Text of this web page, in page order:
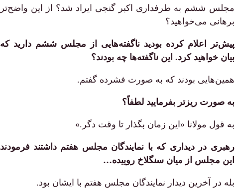
مجلس ششم به طرفداری اکبر گنجی ایراد شد؟ از این واضح‌تر
برهانی می‌خواهید؟
پیش‌تر اعلام کرده بودید ناگفته‌هایی از مجلس ششم دارید که
بیان خواهید کرد. این ناگفته‌ها چه بودند؟
همین‌هایی بودند که به صورت فشرده گفتم.
به صورت ریزتر بفرمایید لطفاً؟
به قول مولانا «این زمان بگذار تا وقت دگر.»
رهبری در دیداری که با نمایندگان مجلس هفتم داشتند فرمودند
این مجلس از میان سنگلاخ روییده…
بله در آخرین دیدار نمایندگان مجلس هفتم با ایشان بود.